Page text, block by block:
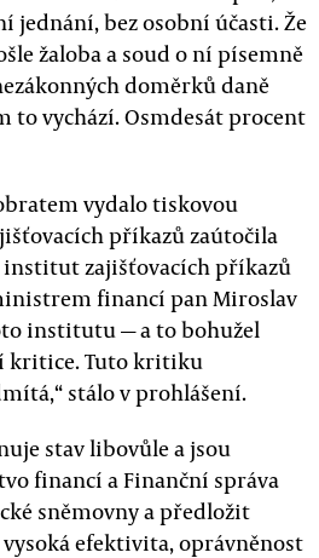
bez osobní účasti. Že
žaloba a soud o ní písemně
doměrků daně
to vychází. Osmdesát procent
vydalo tiskovou
příkazů zaútočila
institut zajišťovacích příkazů
financí pan Miroslav
institutu — a to bohužel
kritice. Tuto kritiku
stálo v prohlášení.
stav libovůle a jsou
financí a Finanční správa
sněmovny a předložit
vysoká efektivita, oprávněnost